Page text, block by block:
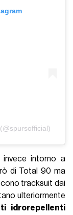
invece intorno a
di Total 90 ma
tracksuit dai
ulteriormente
idrorepellenti